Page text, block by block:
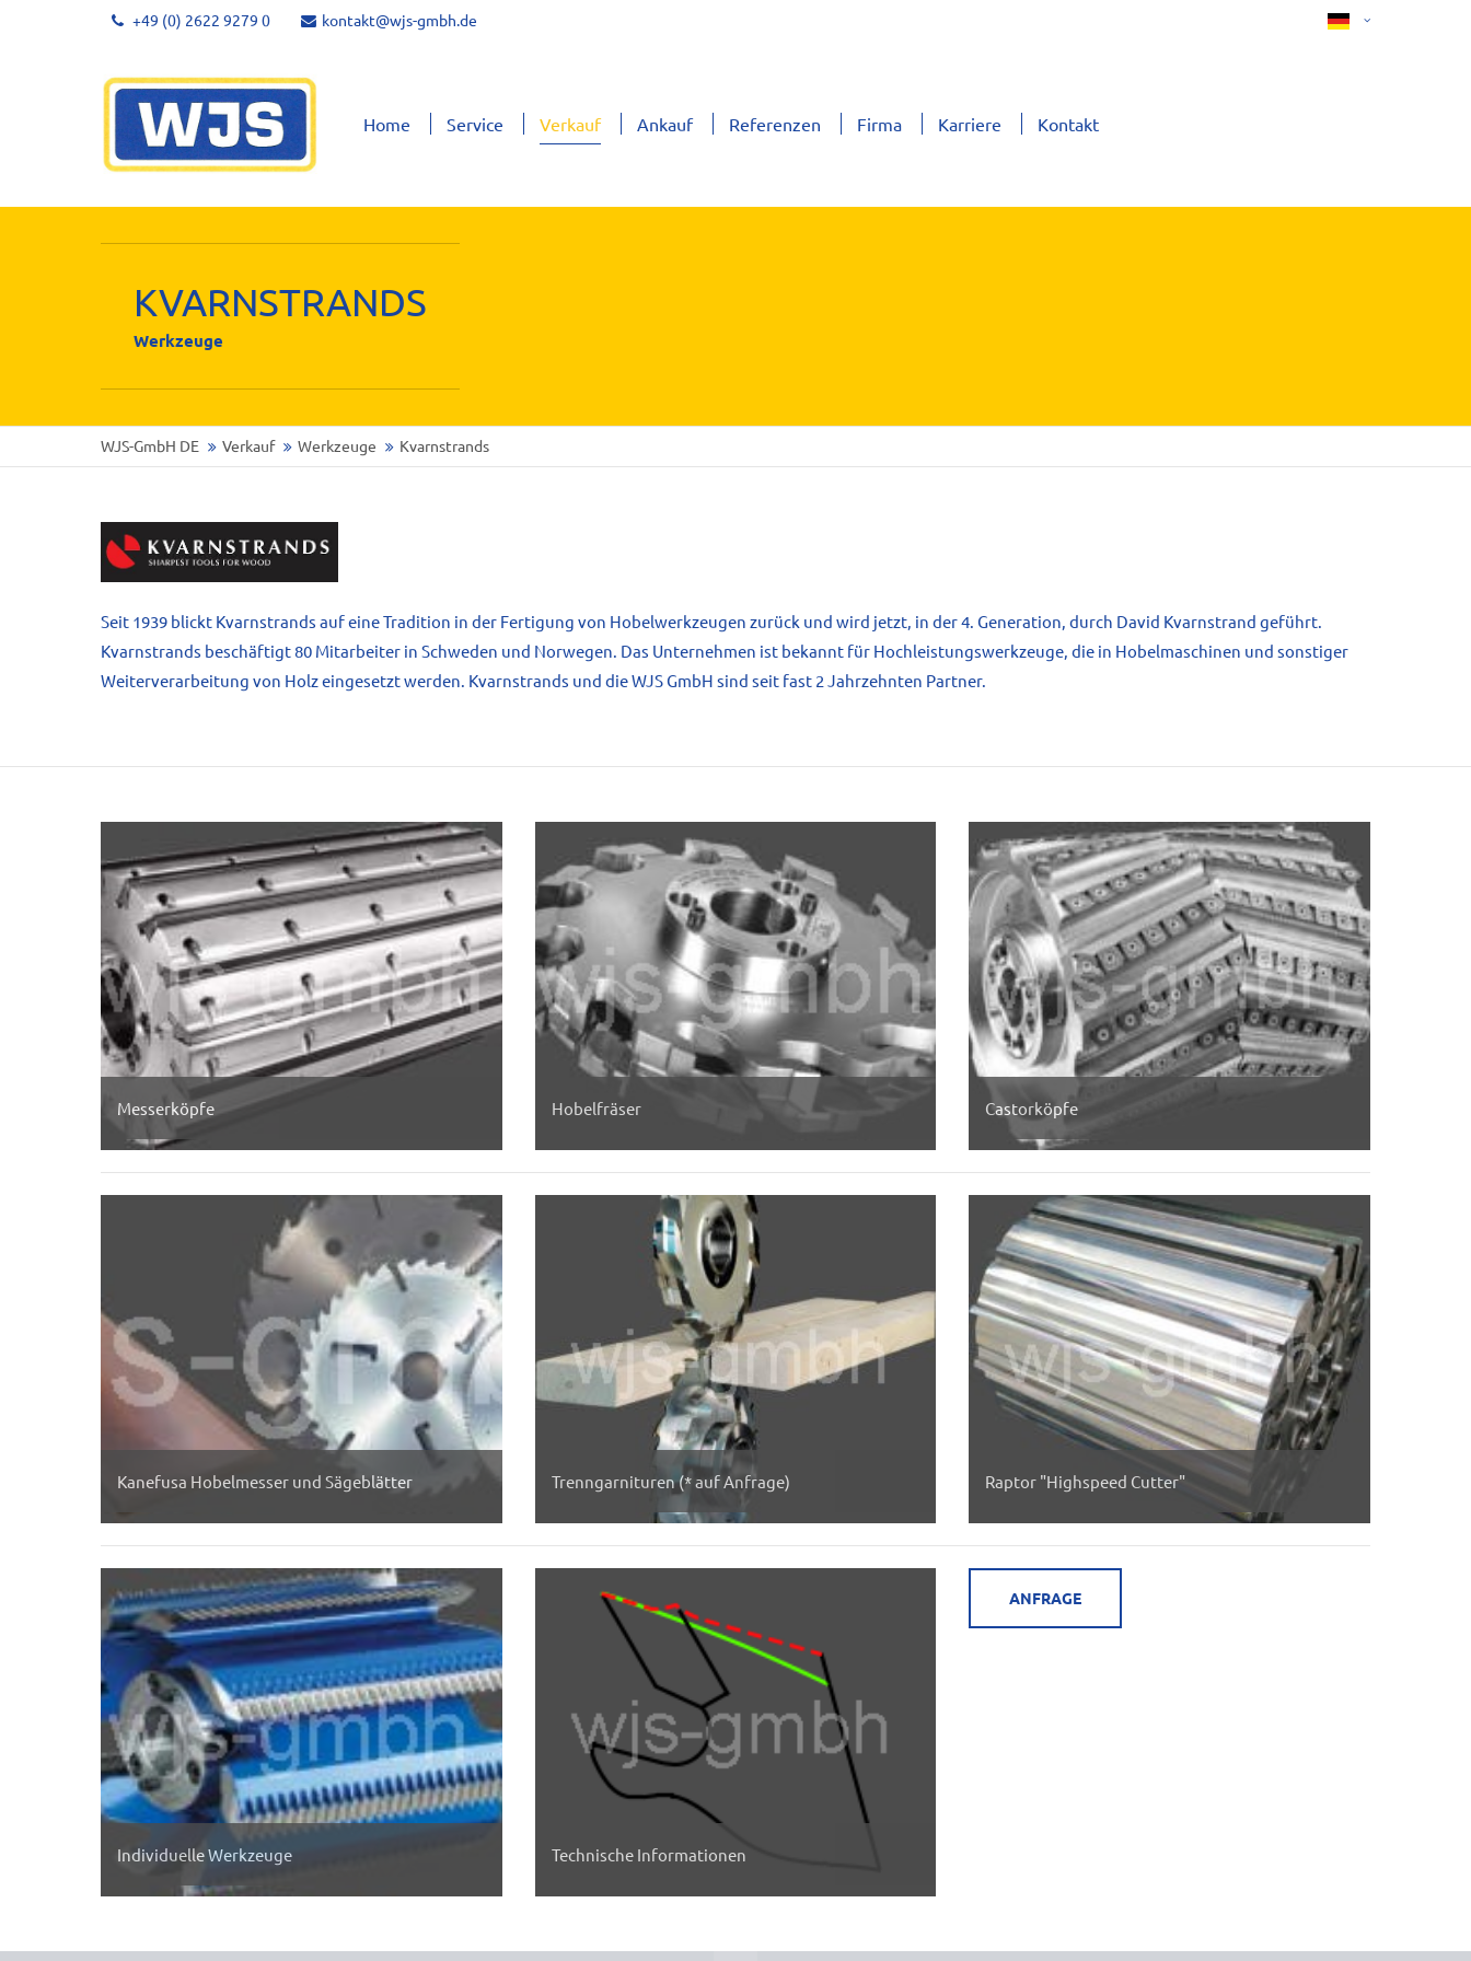
+49 (0) 2622 9279 0 kontakt@wjs-gmbh.de
Home Service Verkauf Ankauf Referenzen Firma Karriere Kontakt
KVARNSTRANDS
Werkzeuge
WJS-GmbH DE Verkauf Werkzeuge Kvarnstrands
Seit 1939 blickt Kvarnstrands auf eine Tradition in der Fertigung von Hobelwerkzeugen zurück und wird jetzt, in der 4. Generation, durch David Kvarnstrand geführt.
Kvarnstrands beschäftigt 80 Mitarbeiter in Schweden und Norwegen. Das Unternehmen ist bekannt für Hochleistungswerkzeuge, die in Hobelmaschinen und sonstiger
Weiterverarbeitung von Holz eingesetzt werden. Kvarnstrands und die WJS GmbH sind seit fast 2 Jahrzehnten Partner.
Messerköpfe Hobelfräser Castorköpfe
Kanefusa Hobelmesser und Sägeblätter Trenngarnituren (* auf Anfrage) Raptor "Highspeed Cutter"
Individuelle Werkzeuge Technische Informationen
ANFRAGE